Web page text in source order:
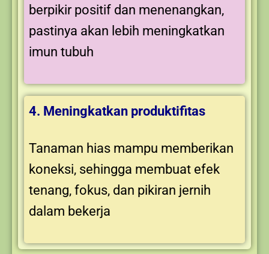
berpikir positif dan menenangkan,
pastinya akan lebih meningkatkan
imun tubuh
4. Meningkatkan produktifitas
Tanaman hias mampu memberikan
koneksi, sehingga membuat efek
tenang, fokus, dan pikiran jernih
dalam bekerja